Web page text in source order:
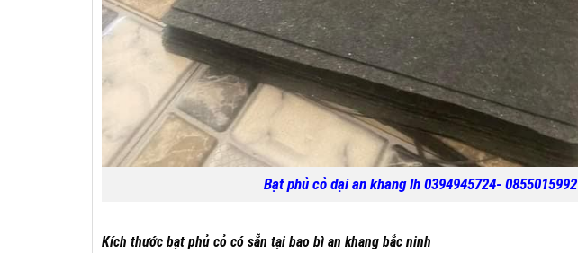
Bạt phủ cỏ dại an khang lh 0394945724- 0855015992
Kích thước bạt phủ cỏ có sẵn tại bao bì an khang bắc ninh